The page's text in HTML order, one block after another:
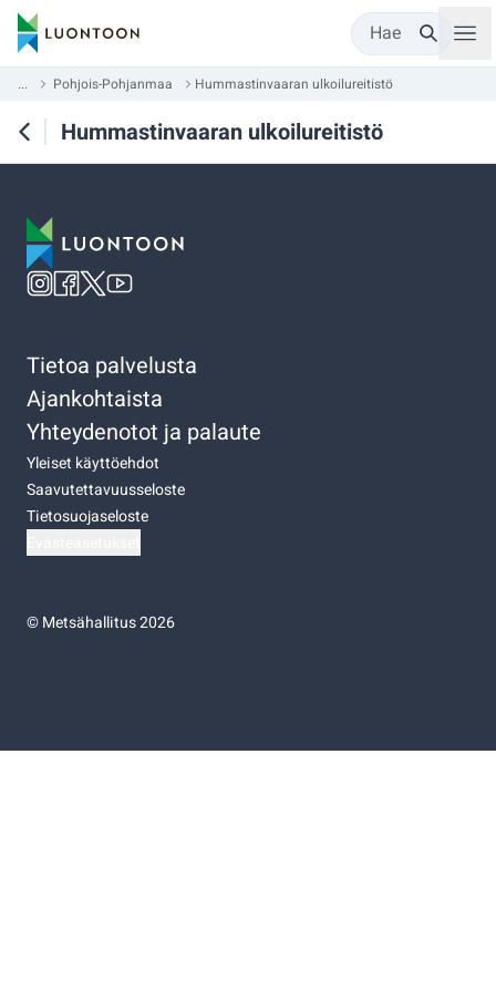
Hae
... Pohjois-Pohjanmaa Hummastinvaaran ulkoilureitistö
Hummastinvaaran ulkoilureitistö
Tietoa palvelusta
Ajankohtaista
Yhteydenotot ja palaute
Yleiset käyttöehdot
Saavutettavuusseloste
Tietosuojaseloste
©Metsähallitus 2026